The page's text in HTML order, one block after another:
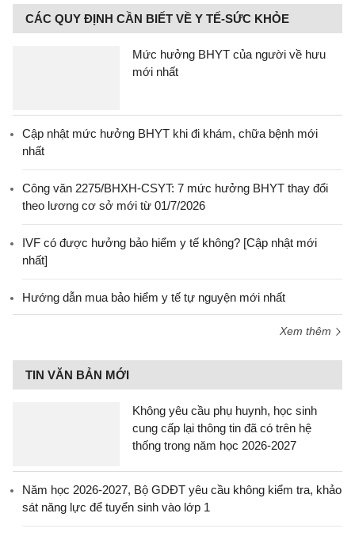
CÁC QUY ĐỊNH CẦN BIẾT VỀ Y TẾ-SỨC KHỎE
Mức hưởng BHYT của người về hưu
mới nhất
Cập nhật mức hưởng BHYT khi đi khám, chữa bệnh mới
nhất
Công văn 2275/BHXH-CSYT: 7 mức hưởng BHYT thay đổi
theo lương cơ sở mới từ 01/7/2026
IVF có được hưởng bảo hiểm y tế không? [Cập nhật mới
nhất]
Hướng dẫn mua bảo hiểm y tế tự nguyện mới nhất
Xem thêm
TIN VĂN BẢN MỚI
Không yêu cầu phụ huynh, học sinh
cung cấp lại thông tin đã có trên hệ
thống trong năm học 2026-2027
Năm học 2026-2027, Bộ GDĐT yêu cầu không kiểm tra, khảo
sát năng lực để tuyển sinh vào lớp 1